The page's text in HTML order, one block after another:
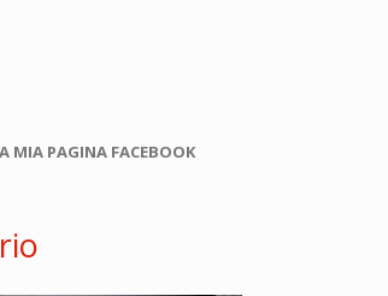
MIA PAGINA FACEBOOK